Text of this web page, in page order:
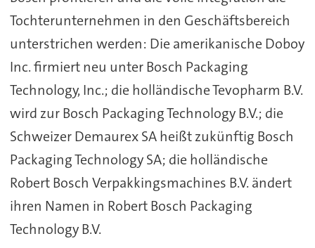
Tochterunternehmen in den Geschäftsbereich
unterstrichen werden: Die amerikanische Doboy
Inc. firmiert neu unter Bosch Packaging
Technology, Inc.; die holländische Tevopharm B.V.
wird zur Bosch Packaging Technology B.V.; die
Schweizer Demaurex SA heißt zukünftig Bosch
Packaging Technology SA; die holländische
Robert Bosch Verpakkingsmachines B.V. ändert
ihren Namen in Robert Bosch Packaging
Technology B.V.